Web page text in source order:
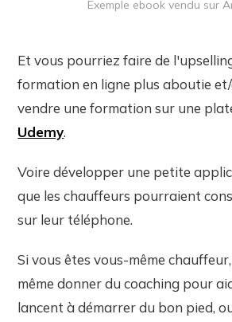
Exemple ebook vendu sur
Et vous pourriez faire de
formation en ligne plus aboutie
vendre une formation sur une
Udemy.
Voire développer une petite
que les chauffeurs pourraient
sur leur téléphone.
Si vous êtes vous-même
même donner du coaching pour
lancent à démarrer du bon pied,